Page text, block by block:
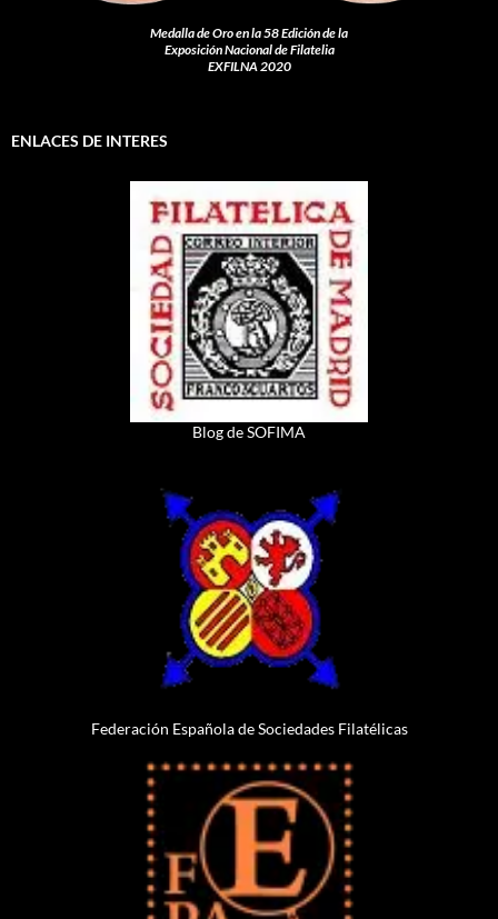
Medalla de Oro en la 58 Edición de la
Exposición Nacional de Filatelia
EXFILNA 2020
ENLACES DE INTERES
Blog de SOFIMA
Federación Española de Sociedades Filatélicas